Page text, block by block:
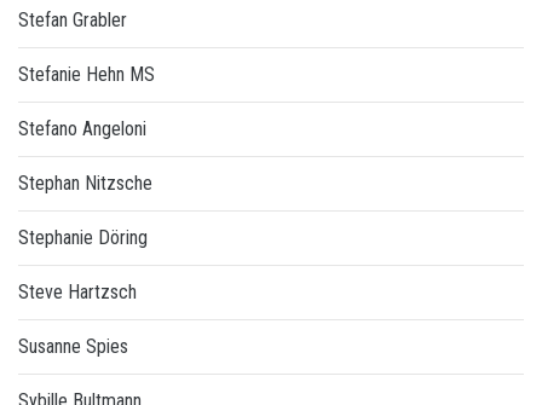
Stefan Grabler
Stefanie Hehn MS
Stefano Angeloni
Stephan Nitzsche
Stephanie Döring
Steve Hartzsch
Susanne Spies